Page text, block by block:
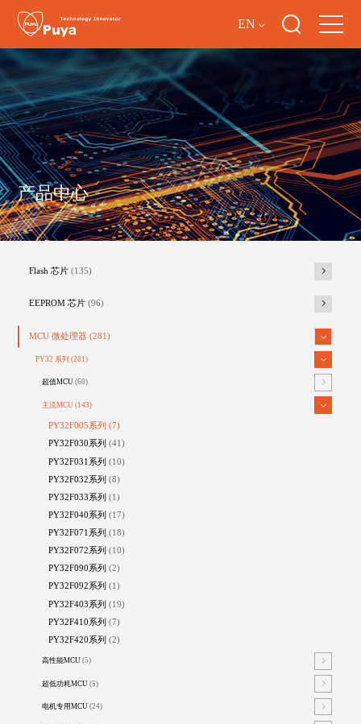
EN
产品中心
Flash 芯片 (135)
EEPROM 芯片 (96)
MCU 微处理器 (281)
PY32 系列(281)
超值MCU(60)
主流MCU(143)
PY32F005系列(7)
PY32F030系列(41)
PY32F031系列(10)
PY32F032系列(8)
PY32F033系列(1)
PY32F040系列(17)
PY32F071系列(18)
PY32F072系列(10)
PY32F090系列(2)
PY32F092系列(1)
PY32F403系列(19)
PY32F410系列(7)
PY32F420系列(2)
高性能MCU(5)
超低功耗MCU(5)
电机专用MCU(24)